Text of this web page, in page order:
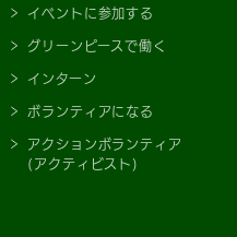
イベントに参加する
グリーンピースで働く
インターン
ボランティアになる
アクションボランティア
(アクティビスト)